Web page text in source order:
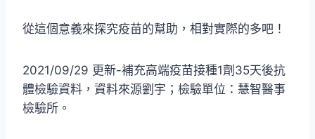
從這個意義來探究疫苗的幫助，相對實際的多吧！
2021/09/29 更新-補充高端疫苗接種1劑35天後抗
體檢驗資料，資料來源劉宇；檢驗單位：慧智醫事
檢驗所。